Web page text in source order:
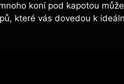
koní pod kapotou
které vás dovedou k